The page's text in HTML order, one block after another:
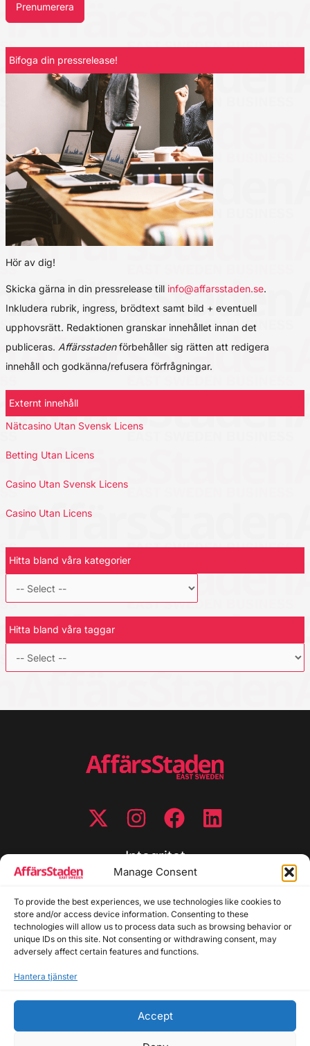
Manage Consent
To provide the best experiences, we use technologies like cookies to
store and/or access device information. Consenting to these
technologies will allow us to process data such as browsing behavior or
unique IDs on this site. Not consenting or withdrawing consent, may
adversely affect certain features and functions.
Hantera tjänster
Accept
Prenumerera
Bifoga din pressrelease!
Hör av dig!
Skicka gärna in din pressrelease till info@affarsstaden.se.
Inkludera rubrik, ingress, brödtext samt bild + eventuell
upphovsrätt. Redaktionen granskar innehållet innan det
publiceras. Affärsstadenförbehåller sig rätten att redigera
innehåll och godkänna/refusera förfrågningar.
Externt innehåll
Nätcasino Utan Svensk Licens
Betting Utan Licens
Casino Utan Svensk Licens
Casino Utan Licens
Hitta bland våra kategorier
Hitta bland våra taggar
Integritet
Cookiepolicy
Disclaimer
Redaktionell policy
Utgivarinformation
Allmänna frågor: info@affarsstaden.se | Tipsa